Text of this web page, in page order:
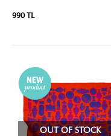
990 TL
OUT OF STOCK